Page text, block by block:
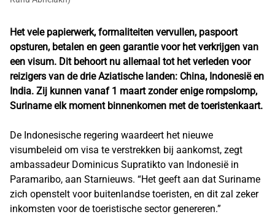
Het vele papierwerk, formaliteiten vervullen, paspoort
opsturen, betalen en geen garantie voor het verkrijgen van
een visum. Dit behoort nu allemaal tot het verleden voor
reizigers van de drie Aziatische landen: China, Indonesië en
India. Zij kunnen vanaf 1 maart zonder enige rompslomp,
Suriname elk moment binnenkomen met de toeristenkaart.
De Indonesische regering waardeert het nieuwe
visumbeleid om visa te verstrekken bij aankomst, zegt
ambassadeur Dominicus Supratikto van Indonesië in
Paramaribo, aan Starnieuws. “Het geeft aan dat Suriname
zich openstelt voor buitenlandse toeristen, en dit zal zeker
inkomsten voor de toeristische sector genereren.”